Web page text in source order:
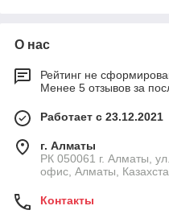
О нас
Рейтинг не
Менее 5 отзывов за
Работает с 23.12.2021
г. Алматы
РК 050061 г. Алматы,
офис, Алматы,
Контакты